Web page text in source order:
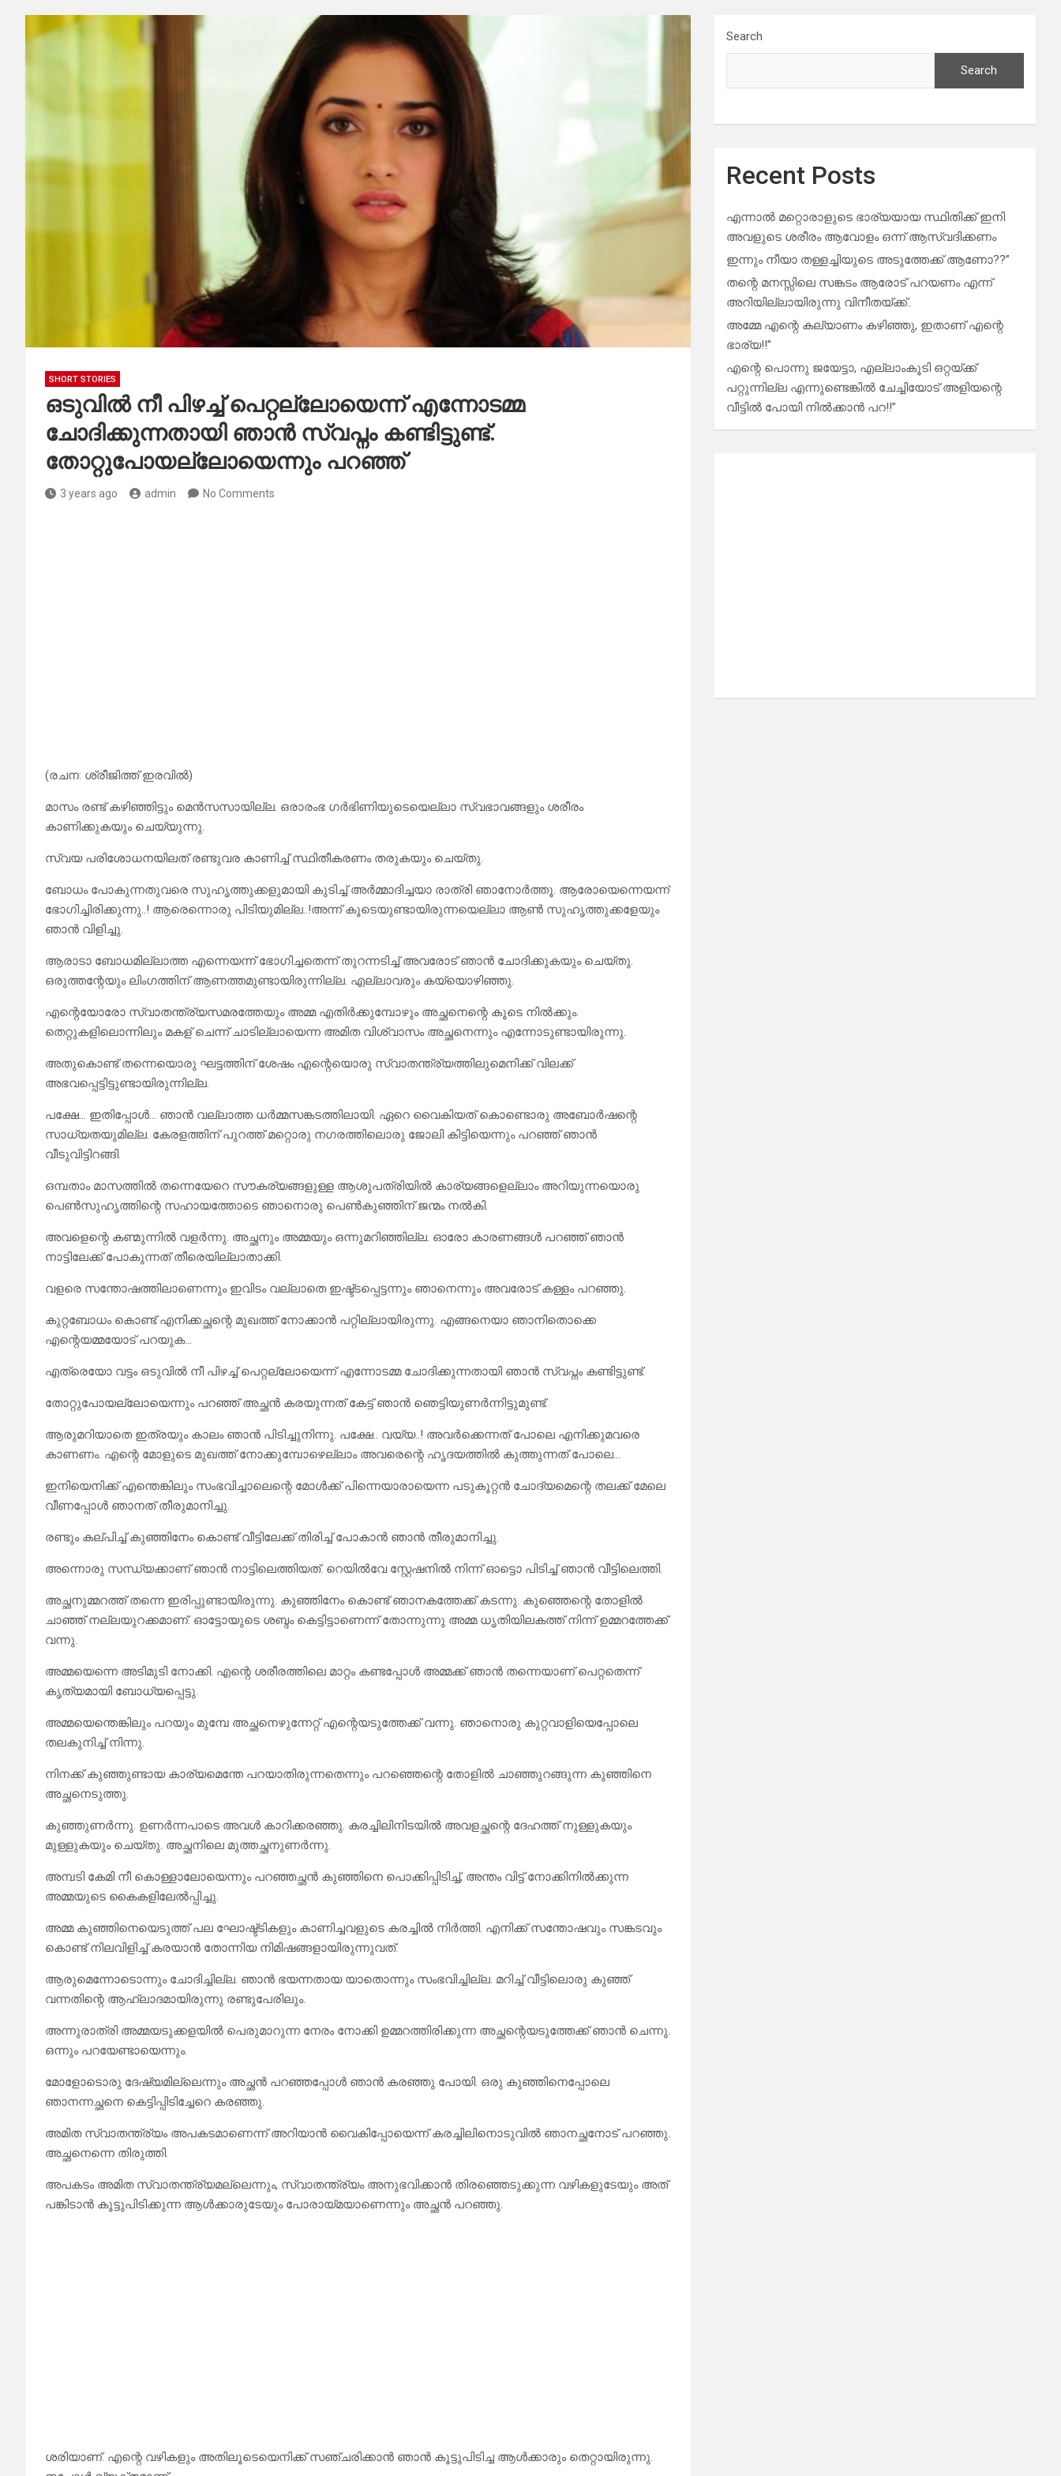
SHORT STORIES
ഒടുവിൽ നീ പിഴച്ച് പെറ്റല്ലോയെന്ന് എന്നോടമ്മ
ചോദിക്കുന്നതായി ഞാൻ സ്വപ്നം കണ്ടിട്ടുണ്ട്.
തോറ്റുപോയല്ലോയെന്നും പറഞ്ഞ്
3 years ago admin No Comments
(രചന: ശ്രീജിത്ത് ഇരവിൽ)
മാസം രണ്ട് കഴിഞ്ഞിട്ടും മെൻസസായില്ല. ഒരാരംഭ ഗർഭിണിയുടെയെല്ലാ സ്വഭാവങ്ങളും ശരീരം
കാണിക്കുകയും ചെയ്യുന്നു.
സ്വയ പരിശോധനയിലത് രണ്ടുവര കാണിച്ച് സ്ഥിതീകരണം തരുകയും ചെയ്തു.
ബോധം പോകുന്നതുവരെ സുഹൃത്തുക്കളുമായി കുടിച്ച് അർമ്മാദിച്ചയാ രാത്രി ഞാനോർത്തൂ. ആരോയെന്നെയന്ന്
ഭോഗിച്ചിരിക്കുന്നു..! ആരെന്നൊരു പിടിയുമില്ല..!അന്ന് കൂടെയുണ്ടായിരുന്നയെല്ലാ ആൺ സുഹൃത്തുക്കളേയും
ഞാൻ വിളിച്ചു.
ആരാടാ ബോധമില്ലാത്ത എന്നെയന്ന് ഭോഗിച്ചതെന്ന് തുറന്നടിച്ച് അവരോട് ഞാൻ ചോദിക്കുകയും ചെയ്തു.
ഒരുത്തന്റേയും ലിംഗത്തിന് ആണത്തമുണ്ടായിരുന്നില്ല. എല്ലാവരും കയ്യൊഴിഞ്ഞു.
എന്റെയോരോ സ്വാതന്ത്ര്യസമരത്തേയും അമ്മ എതിർക്കുമ്പോഴും അച്ഛനെന്റെ കൂടെ നിൽക്കും.
തെറ്റുകളിലൊന്നിലും മകള് ചെന്ന് ചാടില്ലായെന്ന അമിത വിശ്വാസം അച്ഛനെന്നും എന്നോടുണ്ടായിരുന്നു.
അതുകൊണ്ട് തന്നെയൊരു ഘട്ടത്തിന് ശേഷം എന്റെയൊരു സ്വാതന്ത്ര്യത്തിലുമെനിക്ക് വിലക്ക്
അഭവപ്പെട്ടിട്ടുണ്ടായിരുന്നില്ല.
പക്ഷേ… ഇതിപ്പോൾ… ഞാൻ വല്ലാത്ത ധർമ്മസങ്കടത്തിലായി. ഏറെ വൈകിയത് കൊണ്ടൊരു അബോർഷന്റെ
സാധ്യതയുമില്ല. കേരളത്തിന് പുറത്ത് മറ്റൊരു നഗരത്തിലൊരു ജോലി കിട്ടിയെന്നും പറഞ്ഞ് ഞാൻ
വീടുവിട്ടിറങ്ങി.
ഒമ്പതാം മാസത്തിൽ തന്നെയേറെ സൗകര്യങ്ങളുള്ള ആശുപത്രിയിൽ കാര്യങ്ങളെല്ലാം അറിയുന്നയൊരു
പെൺസുഹൃത്തിന്റെ സഹായത്തോടെ ഞാനൊരു പെൺകുഞ്ഞിന് ജന്മം നൽകി.
അവളെന്റെ കണ്മുന്നിൽ വളർന്നു. അച്ഛനും അമ്മയും ഒന്നുമറിഞ്ഞില്ല. ഓരോ കാരണങ്ങൾ പറഞ്ഞ് ഞാൻ
നാട്ടിലേക്ക് പോകുന്നത് തീരെയില്ലാതാക്കി.
വളരെ സന്തോഷത്തിലാണെന്നും ഇവിടം വല്ലാതെ ഇഷ്ട്ടപ്പെട്ടന്നും ഞാനെന്നും അവരോട് കള്ളം പറഞ്ഞു.
കുറ്റബോധം കൊണ്ട് എനിക്കച്ഛന്റെ മുഖത്ത് നോക്കാൻ പറ്റില്ലായിരുന്നു. എങ്ങനെയാ ഞാനിതൊക്കെ
എന്റെയമ്മയോട് പറയുക…
എത്രെയോ വട്ടം ഒടുവിൽ നീ പിഴച്ച് പെറ്റല്ലോയെന്ന് എന്നോടമ്മ ചോദിക്കുന്നതായി ഞാൻ സ്വപ്നം കണ്ടിട്ടുണ്ട്.
തോറ്റുപോയല്ലോയെന്നും പറഞ്ഞ് അച്ഛൻ കരയുന്നത് കേട്ട് ഞാൻ ഞെട്ടിയുണർന്നിട്ടുമുണ്ട്.
ആരുമറിയാതെ ഇത്രയും കാലം ഞാൻ പിടിച്ചുനിന്നു. പക്ഷേ.. വയ്യ..! അവർക്കെന്നത് പോലെ എനിക്കുമവരെ
കാണണം. എന്റെ മോളുടെ മുഖത്ത് നോക്കുമ്പോഴെല്ലാം അവരെന്റെ ഹൃദയത്തിൽ കുത്തുന്നത് പോലെ…
ഇനിയെനിക്ക് എന്തെങ്കിലും സംഭവിച്ചാലെന്റെ മോൾക്ക് പിന്നെയാരായെന്ന പടുകൂറ്റൻ ചോദ്യമെന്റെ തലക്ക് മേലെ
വീണപ്പോൾ ഞാനത് തീരുമാനിച്ചു.
രണ്ടും കല്പിച്ച് കുഞ്ഞിനേം കൊണ്ട് വീട്ടിലേക്ക് തിരിച്ച് പോകാൻ ഞാൻ തീരുമാനിച്ചു.
അന്നൊരു സന്ധ്യക്കാണ് ഞാൻ നാട്ടിലെത്തിയത്. റെയിൽവേ സ്റ്റേഷനിൽ നിന്ന് ഓട്ടൊ പിടിച്ച് ഞാൻ വീട്ടിലെത്തി.
അച്ഛനുമ്മറത്ത് തന്നെ ഇരിപ്പുണ്ടായിരുന്നു. കുഞ്ഞിനേം കൊണ്ട് ഞാനകത്തേക്ക് കടന്നു. കുഞ്ഞെന്റെ തോളിൽ
ചാഞ്ഞ് നല്ലയുറക്കമാണ്. ഓട്ടോയുടെ ശബ്ദം കെട്ടിട്ടാണെന്ന് തോന്നുന്നു അമ്മ ധൃതിയിലകത്ത് നിന്ന് ഉമ്മറത്തേക്ക്
വന്നു.
അമ്മയെന്നെ അടിമുടി നോക്കി. എന്റെ ശരീരത്തിലെ മാറ്റം കണ്ടപ്പോൾ അമ്മക്ക് ഞാൻ തന്നെയാണ് പെറ്റതെന്ന്
കൃത്യമായി ബോധ്യപ്പെട്ടു.
അമ്മയെന്തെങ്കിലും പറയും മുമ്പേ അച്ഛനെഴുന്നേറ്റ് എന്റെയടുത്തേക്ക് വന്നു. ഞാനൊരു കുറ്റവാളിയെപ്പോലെ
തലകുനിച്ച് നിന്നു.
നിനക്ക് കുഞ്ഞുണ്ടായ കാര്യമെന്തേ പറയാതിരുന്നതെന്നും പറഞ്ഞെന്റെ തോളിൽ ചാഞ്ഞുറങ്ങുന്ന കുഞ്ഞിനെ
അച്ഛനെടുത്തു.
കുഞ്ഞുണർന്നു. ഉണർന്നപാടെ അവൾ കാറിക്കരഞ്ഞു. കരച്ചിലിനിടയിൽ അവളച്ഛന്റെ ദേഹത്ത് നുള്ളുകയും
മുള്ളുകയും ചെയ്തു. അച്ഛനിലെ മുത്തച്ഛനുണർന്നു.
അമ്പടി കേമി നീ കൊള്ളാലോയെന്നും പറഞ്ഞച്ഛൻ കുഞ്ഞിനെ പൊക്കിപ്പിടിച്ച്, അന്തം വിട്ട് നോക്കിനിൽക്കുന്ന
അമ്മയുടെ കൈകളിലേൽപ്പിച്ചു.
അമ്മ കുഞ്ഞിനെയെടുത്ത് പല ഘോഷ്ട്ടികളും കാണിച്ചവളുടെ കരച്ചിൽ നിർത്തി. എനിക്ക് സന്തോഷവും സങ്കടവും
കൊണ്ട് നിലവിളിച്ച് കരയാൻ തോന്നിയ നിമിഷങ്ങളായിരുന്നുവത്.
ആരുമെന്നോടൊന്നും ചോദിച്ചില്ല. ഞാൻ ഭയന്നതായ യാതൊന്നും സംഭവിച്ചില്ല. മറിച്ച് വീട്ടിലൊരു കുഞ്ഞ്
വന്നതിന്റെ ആഹ്ലാദമായിരുന്നു രണ്ടുപേരിലും.
അന്നുരാത്രി അമ്മയടുക്കളയിൽ പെരുമാറുന്ന നേരം നോക്കി ഉമ്മറത്തിരിക്കുന്ന അച്ഛന്റെയടുത്തേക്ക് ഞാൻ ചെന്നു.
ഒന്നും പറയേണ്ടായെന്നും.
മോളോടൊരു ദേഷ്യമില്ലെന്നും അച്ഛൻ പറഞ്ഞപ്പോൾ ഞാൻ കരഞ്ഞു പോയി. ഒരു കുഞ്ഞിനെപ്പോലെ
ഞാനന്നച്ഛനെ കെട്ടിപ്പിടിച്ചേറെ കരഞ്ഞു.
അമിത സ്വാതന്ത്ര്യം അപകടമാണെന്ന് അറിയാൻ വൈകിപ്പോയെന്ന് കരച്ചിലിനൊടുവിൽ ഞാനച്ഛനോട് പറഞ്ഞു.
അച്ഛനെന്നെ തിരുത്തി.
അപകടം അമിത സ്വാതന്ത്ര്യമല്ലെന്നും, സ്വാതന്ത്ര്യം അനുഭവിക്കാൻ തിരഞ്ഞെടുക്കുന്ന വഴികളുടേയും അത്
പങ്കിടാൻ കൂട്ടുപിടിക്കുന്ന ആൾക്കാരുടേയും പോരായ്മയാണെന്നും അച്ഛൻ പറഞ്ഞു.
ശരിയാണ്. എന്റെ വഴികളും അതിലൂടെയെനിക്ക് സഞ്ചരിക്കാൻ ഞാൻ കൂട്ടുപിടിച്ച ആൾക്കാരും തെറ്റായിരുന്നു.
Search
Search
Recent Posts
എന്നാൽ മറ്റൊരാളുടെ ഭാര്യയായ സ്ഥിതിക്ക് ഇനി
അവളുടെ ശരീരം ആവോളം ഒന്ന് ആസ്വദിക്കണം
ഇന്നും നീയാ തള്ളച്ചിയുടെ അടുത്തേക്ക് ആണോ??”
തന്റെ മനസ്സിലെ സങ്കടം ആരോട് പറയണം എന്ന്
അറിയില്ലായിരുന്നു വിനീതയ്ക്ക്..
അമ്മേ എന്റെ കല്യാണം കഴിഞ്ഞു, ഇതാണ് എന്റെ
ഭാര്യ!!”
എന്റെ പൊന്നു ജയേട്ടാ, എല്ലാംകൂടി ഒറ്റയ്ക്ക്
പറ്റുന്നില്ല എന്നുണ്ടെങ്കിൽ ചേച്ചിയോട് അളിയന്റെ
വീട്ടിൽ പോയി നിൽക്കാൻ പറ!!”